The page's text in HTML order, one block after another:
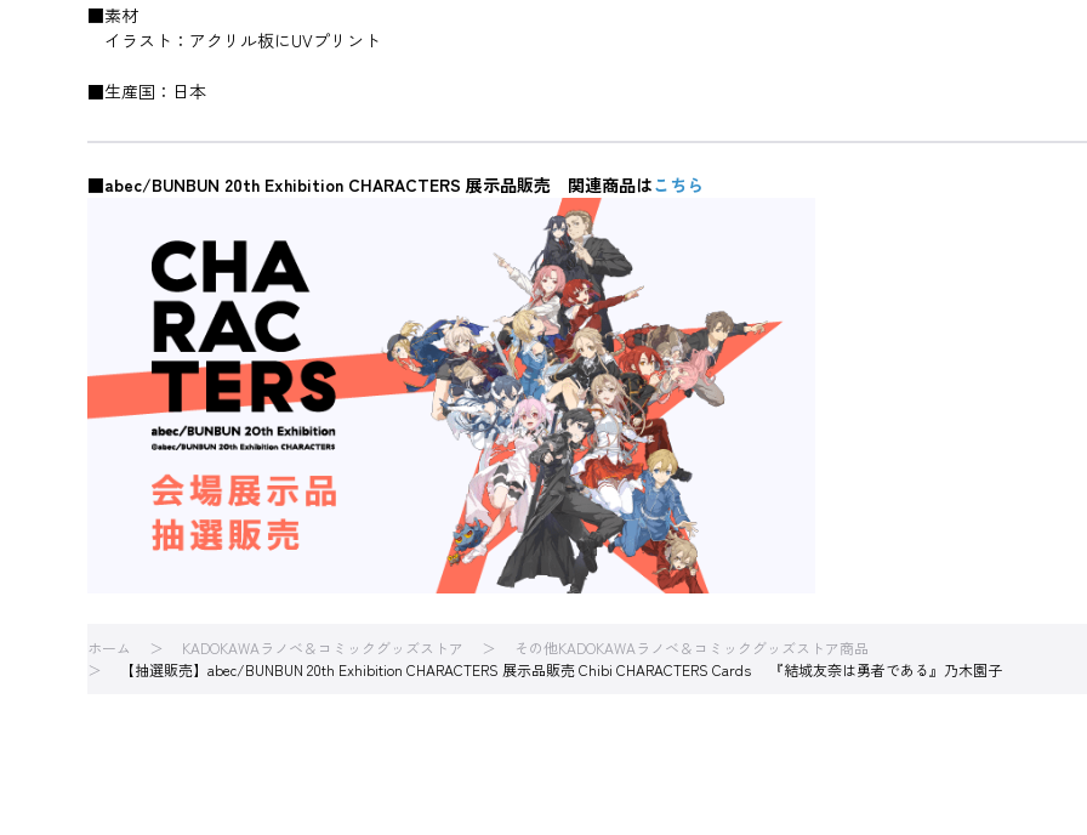
■素材
イラスト：アクリル板にUVプリント
■生産国：日本
■abec/BUNBUN 20th Exhibition CHARACTERS 展示品販売 関連商品はこちら
ホーム KADOKAWAラノベ＆コミックグッズストア
その他KADOKAWAラノベ＆コミックグッズストア商品
【抽選販売】abec/BUNBUN 20th Exhibition CHARACTERS 展示品販売 Chibi CHARACTERS Cards 『結城友奈は勇者である』乃木園子